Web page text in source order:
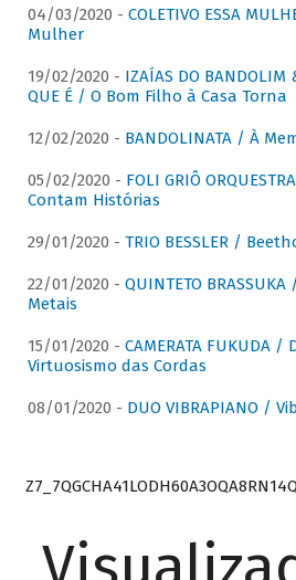
04/03/2020 - COLETIVO ESSA
Mulher
19/02/2020 - IZAÍAS DO BANDOLIM
QUE É / O Bom Filho à Casa Torna
12/02/2020 - BANDOLINATA / À
05/02/2020 - FOLI GRIÔ
Contam Histórias
29/01/2020 - TRIO BESSLER /
22/01/2020 - QUINTETO
Metais
15/01/2020 - CAMERATA FUKUDA
Virtuosismo das Cordas
08/01/2020 - DUO VIBRAPIANO /